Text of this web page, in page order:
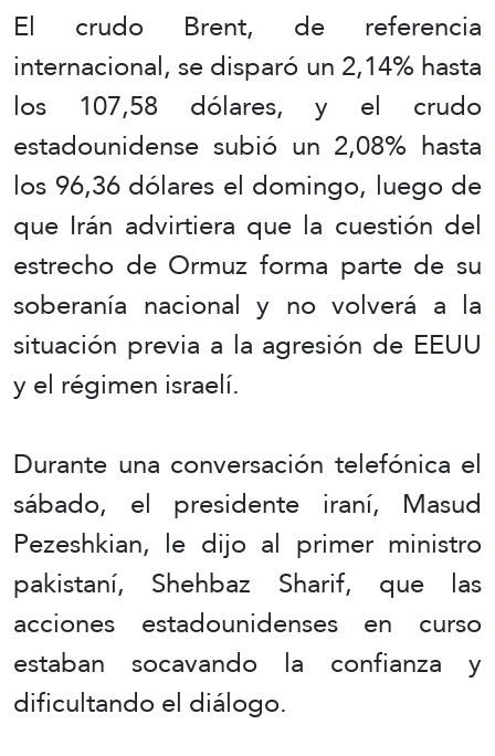
El crudo Brent, de referencia
internacional, se disparó un 2,14% hasta
los 107,58 dólares, y el crudo
estadounidense subió un 2,08% hasta
los 96,36 dólares el domingo, luego de
que Irán advirtiera que la cuestión del
estrecho de Ormuz forma parte de su
soberanía nacional y no volverá a la
situación previa a la agresión de EEUU
y el régimen israelí.
Durante una conversación telefónica el
sábado, el presidente iraní, Masud
Pezeshkian, le dijo al primer ministro
pakistaní, Shehbaz Sharif, que las
acciones estadounidenses en curso
estaban socavando la confianza y
dificultando el diálogo.